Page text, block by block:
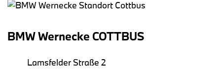
BMW Wernecke COTTBUS
Lamsfelder Straße 2